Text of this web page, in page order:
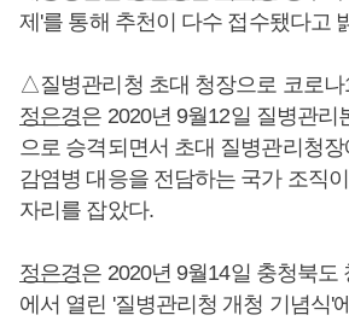
제'를 통해 추천이 다수 접수됐다고
△질병관리청 초대 청장으로 코로나
정은경은 2020년 9월12일 질병관리
으로 승격되면서 초대 질병관리청장
감염병 대응을 전담하는 국가 조직
자리를 잡았다.
정은경은 2020년 9월14일 충청북도
에서 열린 '질병관리청 개청 기념식'